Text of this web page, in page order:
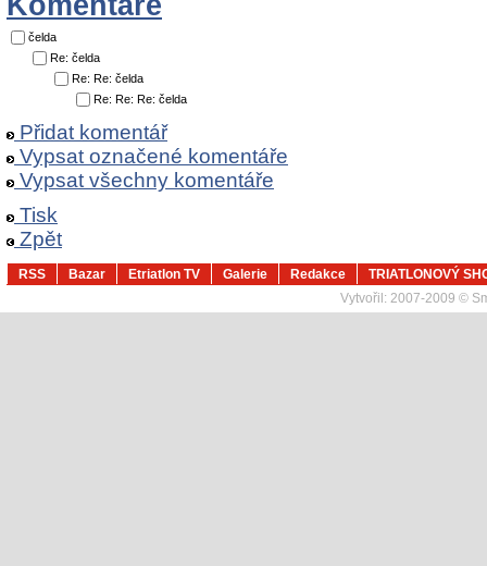
čelda
Re: čelda
Re: Re: čelda
Re: Re: Re: čelda
Přidat komentář
Vypsat označené komentáře
Vypsat všechny komentáře
Tisk
Zpět
RSS Bazar Etriatlon TV Galerie Redakce
TRIATLONOVÝ
Vytvořil: 2007-2009 ©